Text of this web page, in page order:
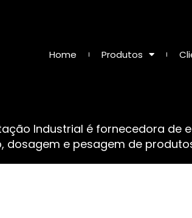
Home Produtos
Industrial é fornecedora de
dosagem e pesagem de